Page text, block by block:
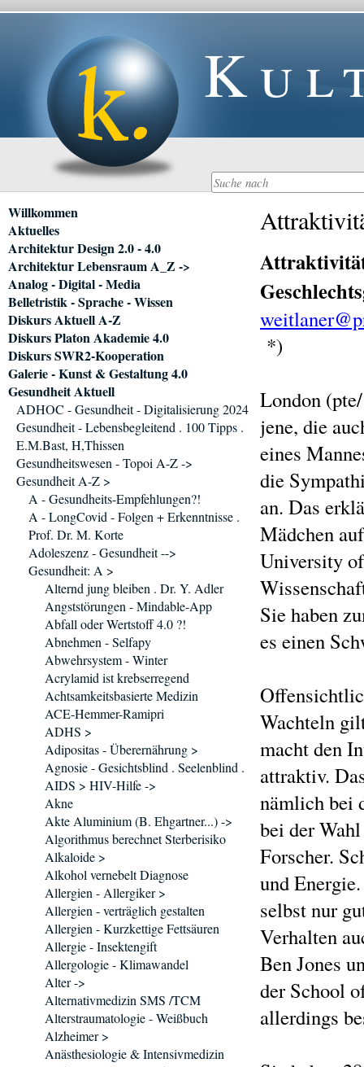
*)
London
jene, die
eines
die
an. Das
Mädchen
University
Sie haben
es einen
Wachteln
macht den
attraktiv.
nämlich bei
bei der
Forscher.
und
selbst nur
Verhalten
Ben Jones
der School
allerdings
Navigation
überspringen
Willkommen
Aktuelles
Architektur Design 2.0 - 4.0
Architektur Lebensraum A_Z ->
Analog - Digital - Media
Belletristik - Sprache - Wissen
Diskurs Aktuell A-Z
Diskurs Platon Akademie 4.0
Diskurs SWR2-Kooperation
Galerie - Kunst & Gestaltung 4.0
Gesundheit Aktuell
ADHOC - Gesundheit - Digitalisierung 2024
Gesundheit - Lebensbegleitend . 100 Tipps .
E.M.Bast, H,Thissen
Gesundheitswesen - Topoi A-Z ->
Gesundheit A-Z >
A - Gesundheits-Empfehlungen?!
A - LongCovid - Folgen + Erkenntnisse .
Prof. Dr. M. Korte
Adoleszenz - Gesundheit -->
Gesundheit: A >
Alternd jung bleiben . Dr. Y. Adler
Angststörungen - Mindable-App
Abfall oder Wertstoff 4.0 ?!
Abnehmen - Selfapy
Abwehrsystem - Winter
Acrylamid ist krebserregend
Achtsamkeitsbasierte Medizin
ACE-Hemmer-Ramipri
ADHS >
Adipositas - Überernährung >
Agnosie - Gesichtsblind . Seelenblind .
AIDS > HIV-Hilfe ->
Akne
Akte Aluminium (B. Ehgartner...) ->
Algorithmus berechnet Sterberisiko
Alkaloide >
Alkohol vernebelt Diagnose
Allergien - Allergiker >
Allergien - verträglich gestalten
Allergien - Kurzkettige Fettsäuren
Allergie - Insektengift
Allergologie - Klimawandel
Alter ->
Alternativmedizin SMS /TCM
Alterstraumatologie - Weißbuch
Alzheimer >
Anästhesiologie & Intensivmedizin